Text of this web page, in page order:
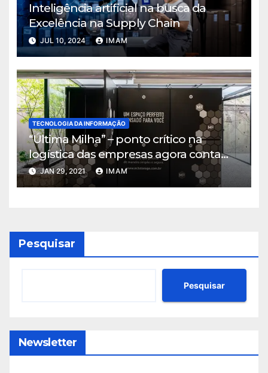
Inteligência artificial na busca da
Excelência na Supply Chain
JUL 10, 2024 IMAM
TECNOLOGIA DA INFORMAÇÃO
“Última Milha” – ponto crítico na
logística das empresas agora conta
com solução que alia tecnológica e
localização estratégica
JAN 29, 2021 IMAM
Pesquisar
Pesquisar
Newsletter